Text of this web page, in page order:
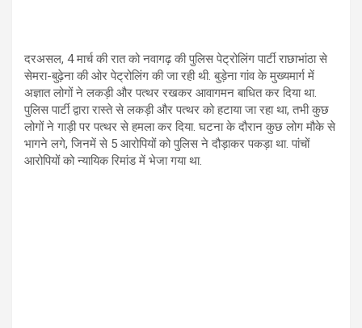
दरअसल, 4 मार्च की रात को नवागढ़ की पुलिस पेट्रोलिंग पार्टी राछाभांठा से
सेमरा-बुढ़ेना की ओर पेट्रोलिंग की जा रही थी. बुड़ेना गांव के मुख्यमार्ग में
अज्ञात लोगों ने लकड़ी और पत्थर रखकर आवागमन बाधित कर दिया था.
पुलिस पार्टी द्वारा रास्ते से लकड़ी और पत्थर को हटाया जा रहा था, तभी कुछ
लोगों ने गाड़ी पर पत्थर से हमला कर दिया. घटना के दौरान कुछ लोग मौके से
भागने लगे, जिनमें से 5 आरोपियों को पुलिस ने दौड़ाकर पकड़ा था. पांचों
आरोपियों को न्यायिक रिमांड में भेजा गया था.